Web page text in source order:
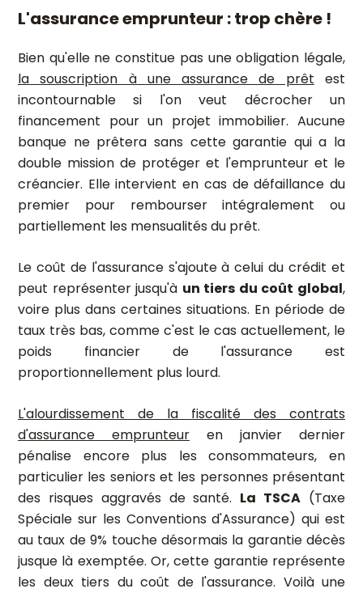
L'assurance emprunteur : trop chère !
Bien qu'elle ne constitue pas une obligation légale,
la souscription à une assurance de prêt est
incontournable si l'on veut décrocher un
financement pour un projet immobilier. Aucune
banque ne prêtera sans cette garantie qui a la
double mission de protéger et l'emprunteur et le
créancier. Elle intervient en cas de défaillance du
premier pour rembourser intégralement ou
partiellement les mensualités du prêt.
Le coût de l'assurance s'ajoute à celui du crédit et
peut représenter jusqu'à un tiers du coût global,
voire plus dans certaines situations. En période de
taux très bas, comme c'est le cas actuellement, le
poids financier de l'assurance est
proportionnellement plus lourd.
L'alourdissement de la fiscalité des contrats
d'assurance emprunteur en janvier dernier
pénalise encore plus les consommateurs, en
particulier les seniors et les personnes présentant
des risques aggravés de santé. La TSCA (Taxe
Spéciale sur les Conventions d'Assurance) qui est
au taux de 9% touche désormais la garantie décès
jusque là exemptée. Or, cette garantie représente
les deux tiers du coût de l'assurance. Voilà une